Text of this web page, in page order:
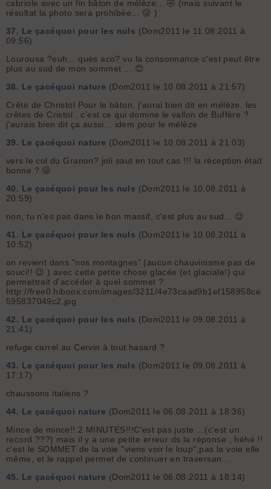
cabriole avec un fin bâton de mélèze... 🤣 (mais suivant le
résultat la photo sera prohibée... 😜 )
37. Le çacéquoi pour les nuls (Dom2011 le 11.08.2011 à
09:56)
Lourousa ?euh... quès aco? vu la consonnance c'est peut être
plus au sud de mon sommet ... 😊
38. Le çacéquoi nature (Dom2011 le 10.08.2011 à 21:57)
Crête de Christol Pour le bâton, j'aurai bien dit en mélèze. les
crêtes de Cristol , c'est ce qui domine le vallon de Buffère ?
j'aurais bien dit ça aussi... idem pour le mélèze
39. Le çacéquoi nature (Dom2011 le 10.08.2011 à 21:03)
vers le col du Granon? joli saut en tout cas !!! la réception était
bonne ? 😜
40. Le çacéquoi pour les nuls (Dom2011 le 10.08.2011 à
20:59)
non, tu n'es pas dans le bon massif, c'est plus au sud... 😉
41. Le çacéquoi pour les nuls (Dom2011 le 10.08.2011 à
10:52)
on revient dans "nos montagnes" (aucun chauvinisme pas de
souci!! 😉 ) avec cette petite chose glacée (et glaciale!) qui
permettrait d'accéder à quel sommet ?
http://free0.hiboox.com/images/3211/4e73caad9b1ef158958ce
595837049c2.jpg
42. Le çacéquoi pour les nuls (Dom2011 le 09.08.2011 à
21:41)
refuge carrel au Cervin à tout hasard ?
43. Le çacéquoi pour les nuls (Dom2011 le 09.08.2011 à
17:17)
chaussons italiens ?
44. Le çacéquoi nature (Dom2011 le 06.08.2011 à 18:36)
Mince de mince!! 2 MINUTES!!!C'est pas juste....(c'est un
record ???) mais il y a une petite erreur ds la réponse , héhé !!
c'est le SOMMET de la voie "viens voir le loup",pas la voie elle
même, et le rappel permet de continuer en traversan...
45. Le çacéquoi nature (Dom2011 le 06.08.2011 à 18:14)